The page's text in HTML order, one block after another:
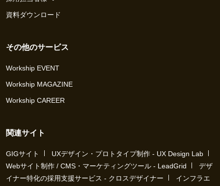
資料ダウンロード
その他のサービス
Workship EVENT
Workship MAGAZINE
Workship CAREER
関連サイト
GIGサイト
UXデザイン・プロトタイプ制作 - UX Design Lab
Webサイト制作 / CMS・マーケティングツール - LeadGrid
デザ
イナー特化の採用支援サービス - クロスデザイナー
インフラエ